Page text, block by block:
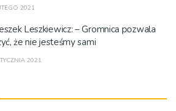
2021
Leszkiewicz: – Gromnica pozwala
że nie jesteśmy sami
2021